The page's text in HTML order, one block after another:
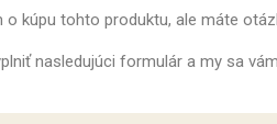
o kúpu tohto produktu, ale máte
nasledujúci formulár a my sa